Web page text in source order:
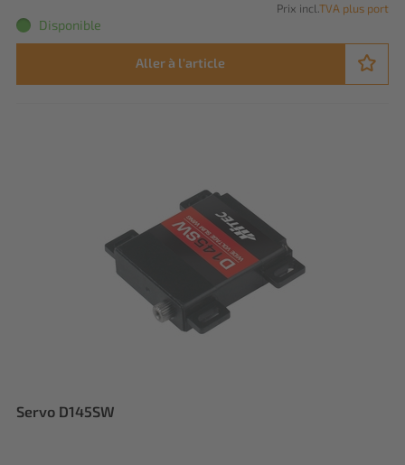
Prix incl. TVA plus port
Disponible
Aller à l'article
Servo D145SW